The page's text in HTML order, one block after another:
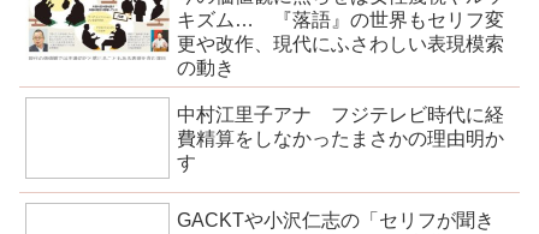
キズム… 『落語』の世界もセリフ変
更や改作、現代にふさわしい表現模索
の動き
中村江里子アナ フジテレビ時代に経
費精算をしなかったまさかの理由明か
す
GACKTや小沢仁志の「セリフが聞き